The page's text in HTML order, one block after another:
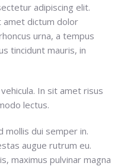
adipiscing elit.
dictum dolor
urna, a tempus
tincidunt mauris, in
In sit amet risus
lectus.
mollis dui semper in.
augue rutrum eu.
maximus pulvinar magna